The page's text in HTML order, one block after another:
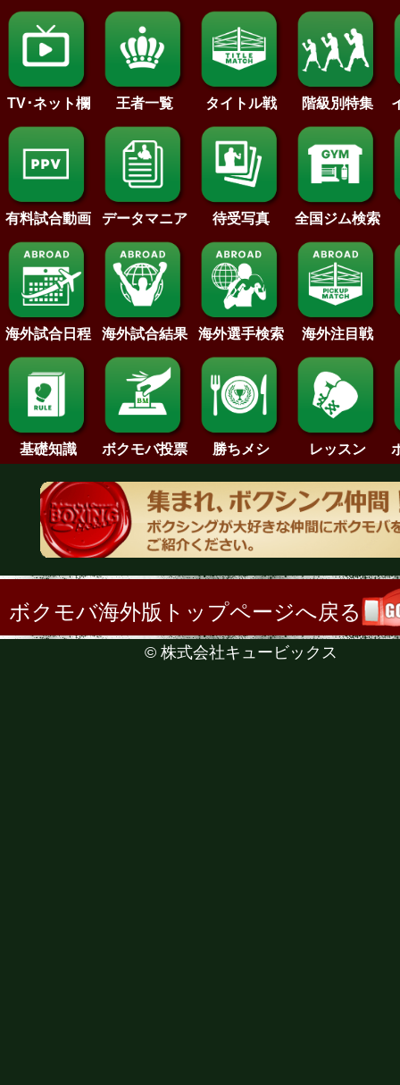
TV･ネット欄 王者一覧 タイトル戦 階級別特集
有料試合動画 データマニア 待受写真 全国ジム検索
海外試合日程 海外試合結果 海外選手検索 海外注目戦
基礎知識 ボクモバ投票 勝ちメシ レッスン
ボクモバ海外版トップページへ戻る
© 株式会社キュービックス